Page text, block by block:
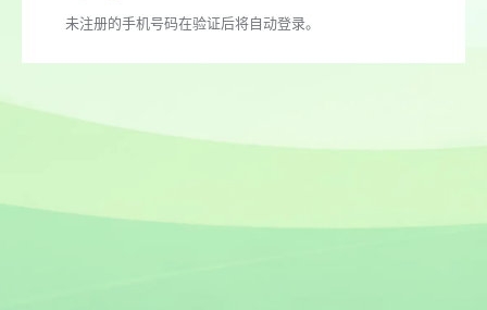
未注册的手机号码在验证后将自动登录。